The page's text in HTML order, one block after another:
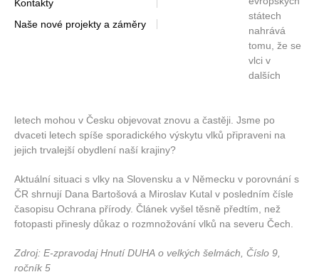
Kontakty
Naše nové projekty a záměry
státech
nahrává
tomu, že se
vlci v
dalších
letech mohou v Česku objevovat znovu a častěji. Jsme po
dvaceti letech spíše sporadického výskytu vlků připraveni na
jejich trvalejší obydlení naší krajiny?
Aktuální situaci s vlky na Slovensku a v Německu v porovnání s
ČR shrnují Dana Bartošová a Miroslav Kutal v posledním čísle
časopisu Ochrana přírody. Článek vyšel těsně předtím, než
fotopasti přinesly důkaz o rozmnožování vlků na severu Čech.
Zdroj: E-zpravodaj Hnutí DUHA o velkých šelmách, Číslo 9,
ročník 5